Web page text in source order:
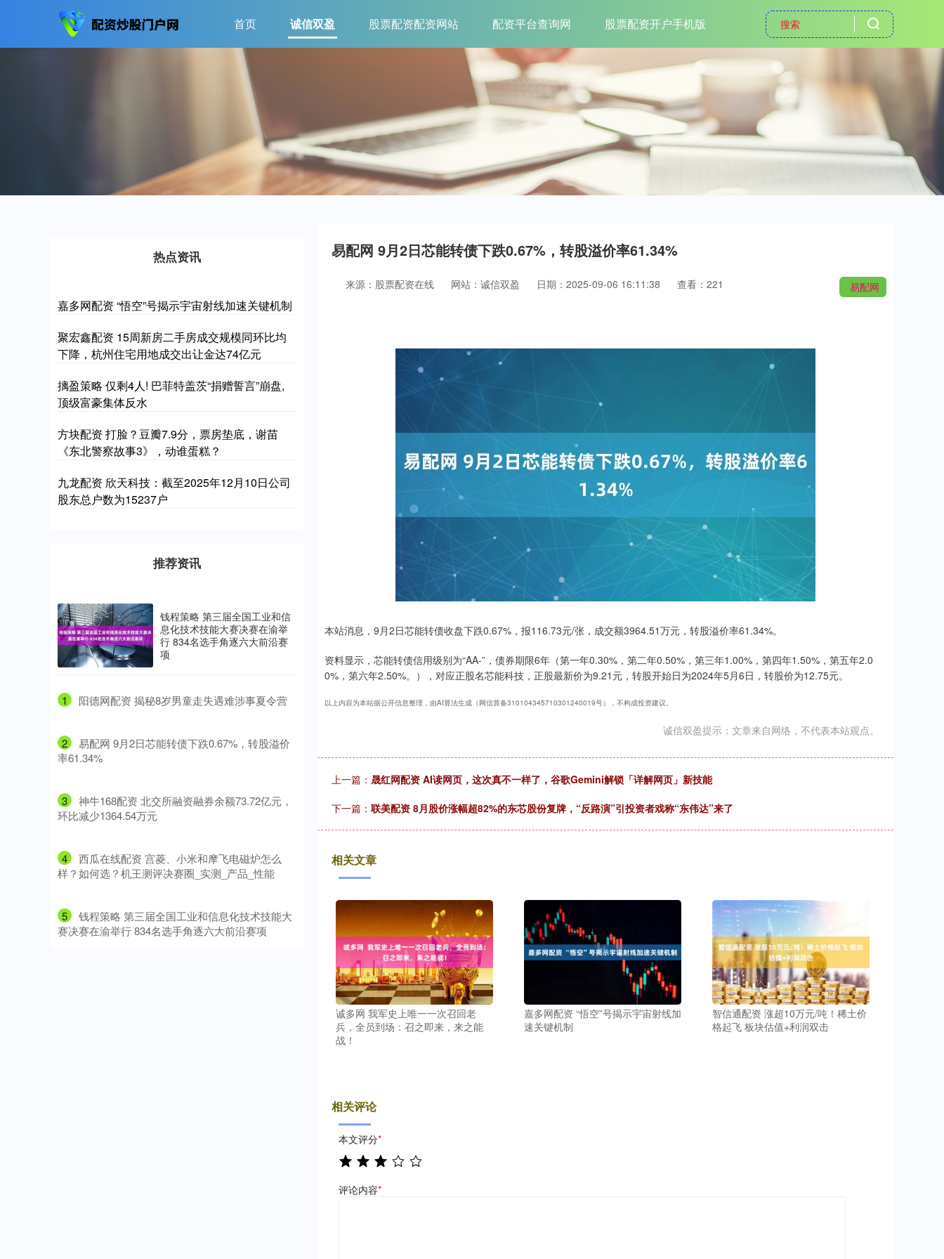
首页 诚信双盈 股票配资配资网站 配资平台查询网 股票配资开户手机版
易配网 9月2日芯能转债下跌0.67%，转股溢价率61.34%
易配网
来源：股票配资在线 网站：诚信双盈 日期：2025-09-06 16:11:38 查看：221
本站消息，9月2日芯能转债收盘下跌0.67%，报116.73元/张，成交额3964.51万元，转股溢价率61.34%。
资料显示，芯能转债信用级别为“AA-”，债券期限6年（第一年0.30%，第二年0.50%，第三年1.00%，第四年1.50%，第五年2.0
0%，第六年2.50%。），对应正股名芯能科技，正股最新价为9.21元，转股开始日为2024年5月6日，转股价为12.75元。
以上内容为本站据公开信息整理，由AI算法生成（网信算备310104345710301240019号），不构成投资建议。
诚信双盈提示：文章来自网络，不代表本站观点。
上一篇： 晟红网配资 AI读网页，这次真不一样了，谷歌Gemini解锁「详解网页」新技能
下一篇： 联美配资 8月股价涨幅超82%的东芯股份复牌，“反路演”引投资者戏称“东伟达”来了
相关文章
诚多网 我军史上唯一一次召回老
兵，全员到场：召之即来，来之能
战！
嘉多网配资 “悟空”号揭示宇宙射线加
速关键机制
智信通配资 涨超10万元/吨！稀土价
格起飞 板块估值+利润双击
相关评论
本文评分*
评论内容*
热点资讯
嘉多网配资 “悟空”号揭示宇宙射线加速关键机制
聚宏鑫配资 15周新房二手房成交规模同环比均
下降，杭州住宅用地成交出让金达74亿元
摛盈策略 仅剩4人! 巴菲特盖茨“捐赠誓言”崩盘,
顶级富豪集体反水
方块配资 打脸？豆瓣7.9分，票房垫底，谢苗
《东北警察故事3》，动谁蛋糕？
九龙配资 欣天科技：截至2025年12月10日公司
股东总户数为15237户
推荐资讯
钱程策略 第三届全国工业和信
息化技术技能大赛决赛在渝举
行 834名选手角逐六大前沿赛
项
1 ​阳德网配资 揭秘8岁男童走失遇难涉事夏令营
2
​易配网 9月2日芯能转债下跌0.67%，转股溢价
率61.34%
3
​神牛168配资 北交所融资融券余额73.72亿元，
环比减少1364.54万元
4
​西瓜在线配资 宫菱、小米和摩飞电磁炉怎么
样？如何选？机王测评决赛圈_实测_产品_性能
5
​钱程策略 第三届全国工业和信息化技术技能大
赛决赛在渝举行 834名选手角逐六大前沿赛项